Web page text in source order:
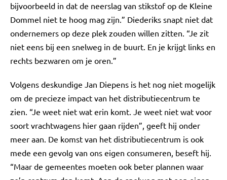
bijvoorbeeld in dat de neerslag van stikstof op de Kleine
Dommel niet te hoog mag zijn.” Diederiks snapt niet dat
ondernemers op deze plek zouden willen zitten. “Je zit
niet eens bij een snelweg in de buurt. En je krijgt links en
rechts bezwaren om je oren.”
Volgens deskundige Jan Diepens is het nog niet mogelijk
om de precieze impact van het distributiecentrum te
zien. “Je weet niet wat erin komt. Je weet niet wat voor
soort vrachtwagens hier gaan rijden”, geeft hij onder
meer aan. De komst van het distributiecentrum is ook
mede een gevolg van ons eigen consumeren, beseft hij.
“Maar de gemeentes moeten ook beter plannen waar